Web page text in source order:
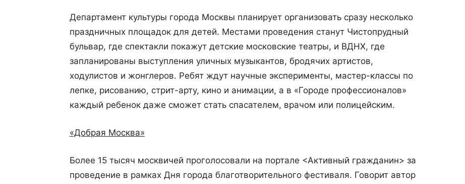
Департамент культуры города Москвы планирует организовать сразу несколько
праздничных площадок для детей. Местами проведения станут Чистопрудный
бульвар, где спектакли покажут детские московские театры, и ВДНХ, где
запланированы выступления уличных музыкантов, бродячих артистов,
ходулистов и жонглеров. Ребят ждут научные эксперименты, мастер-классы по
лепке, рисованию, стрит-арту, кино и анимации, а в «Городе профессионалов»
каждый ребенок даже сможет стать спасателем, врачом или полицейским.
«Добрая Москва»
Более 15 тысяч москвичей проголосовали на портале <Активный гражданин> за
проведение в рамках Дня города благотворительного фестиваля. Говорит автор